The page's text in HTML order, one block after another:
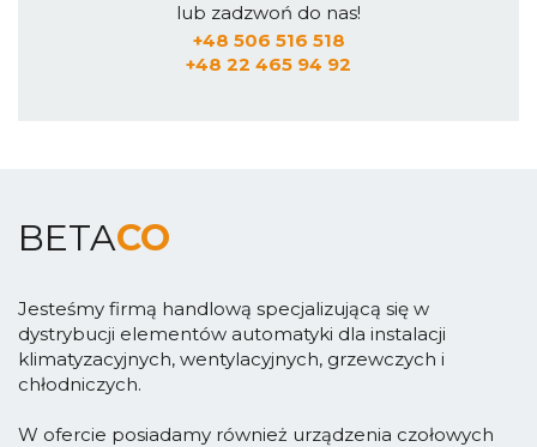
lub zadzwoń do nas!
+48 506 516 518
+48 22 465 94 92
BETACO
Jesteśmy firmą handlową specjalizującą się w
dystrybucji elementów automatyki dla instalacji
klimatyzacyjnych, wentylacyjnych, grzewczych i
chłodniczych.
W ofercie posiadamy również urządzenia czołowych